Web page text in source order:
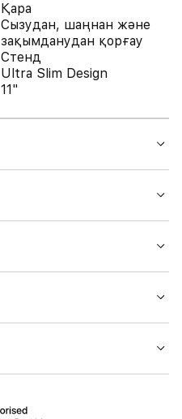
Қара
Сызудан, шаңнан және
зақымданудан қорғау
Стенд
Ultra Slim Design
11"